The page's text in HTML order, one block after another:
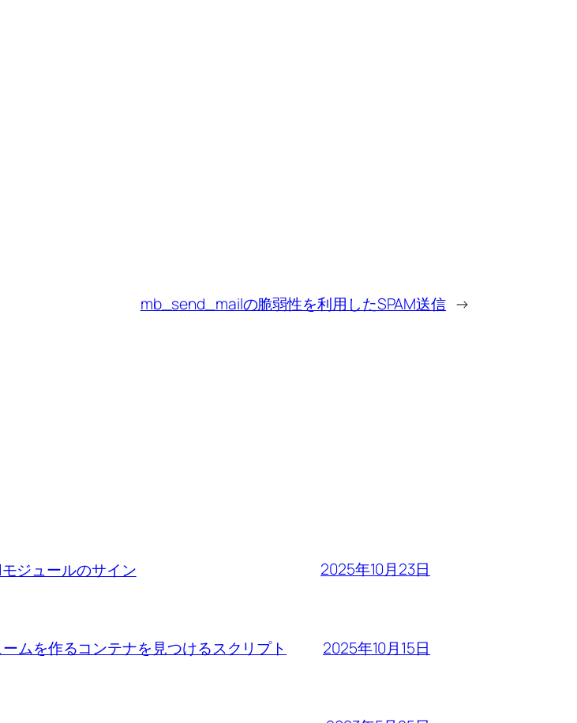
mb_send_mailの脆弱性を利用したSPAM送信 →
ジュールのサイン 2025年10月23日
ムを作るコンテナを見つけるスクリプト 2025年10月15日